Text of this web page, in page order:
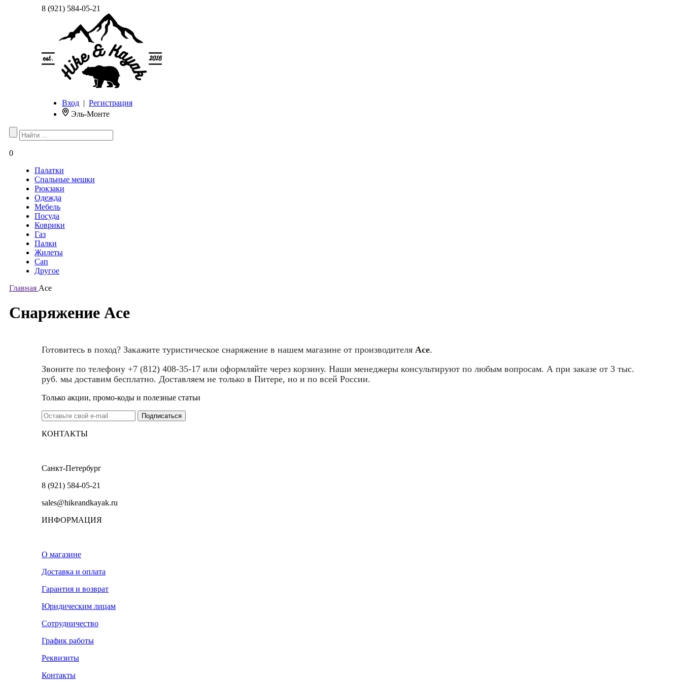
8 (921) 584-05-21
Вход | Регистрация
Эль-Монте
0
Палатки
Спальные мешки
Рюкзаки
Одежда
Мебель
Посуда
Коврики
Газ
Палки
Жилеты
Сап
Другое
Главная Ace
Снаряжение Ace
Готовитесь в поход? Закажите туристическое снаряжение в нашем магазине от производителя Ace.
Звоните по телефону +7 (812) 408-35-17 или оформляйте через корзину. Наши менеджеры консультируют по любым вопросам. А при заказе от 3 тыс.
руб. мы доставим бесплатно. Доставляем не только в Питере, но и по всей России.
Только акции, промо-коды и полезные статьи
КОНТАКТЫ
Санкт-Петербург
8 (921) 584-05-21
sales@hikeandkayak.ru
ИНФОРМАЦИЯ
О магазине
Доставка и оплата
Гарантия и возврат
Юридическим лицам
Сотрудничество
График работы
Реквизиты
Контакты